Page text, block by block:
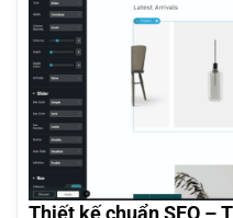
Thiết kế chuẩn SEO –